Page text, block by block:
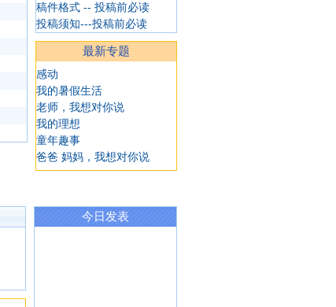
稿件格式 -- 投稿前必读
投稿须知---投稿前必读
最新专题
感动
我的暑假生活
老师，我想对你说
我的理想
童年趣事
爸爸 妈妈，我想对你说
今日发表